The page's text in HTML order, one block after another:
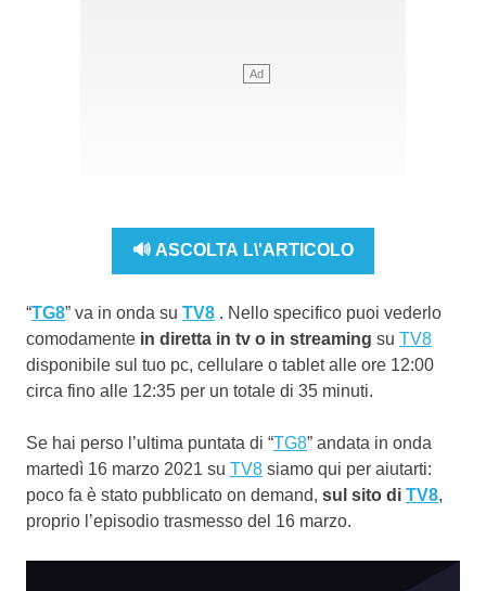
🔊 ASCOLTA L\'ARTICOLO
“TG8” va in onda su TV8 . Nello specifico puoi vederlo
comodamente in diretta in tv o in streaming su TV8
disponibile sul tuo pc, cellulare o tablet alle ore 12:00
circa fino alle 12:35 per un totale di 35 minuti.
Se hai perso l’ultima puntata di “TG8” andata in onda
martedì 16 marzo 2021 su TV8 siamo qui per aiutarti:
poco fa è stato pubblicato on demand, sul sito di TV8,
proprio l’episodio trasmesso del 16 marzo.